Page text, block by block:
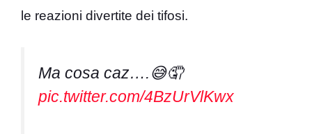
le reazioni divertite dei tifosi.
Ma cosa caz….😅🤦
pic.twitter.com/4BzUrVlKwx